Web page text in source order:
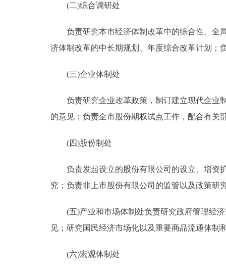
(二)综合调研处
负责研究本市经济体制改革中的综合性、全局
济体制改革的中长期规划、年度综合改革计划；
(三)企业体制处
负责研究企业改革政策，制订建立现代企业制
的意见；负责全市股份期权试点工作，配合有关
(四)股份制处
负责发起设立的股份有限公司的设立、增资扩
究；负责非上市股份有限公司的监管以及政策研
(五)产业和市场体制处负责研究政府管理经济
见；研究国民经济市场化以及重要商品流通体
(六)宏观体制处